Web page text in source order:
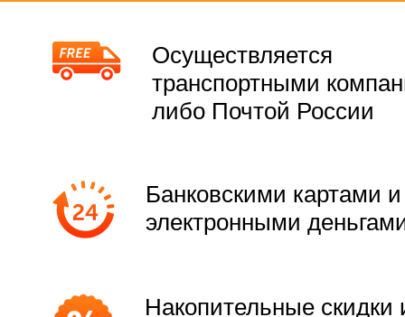
Осуществляется
транспортными
либо Почтой России
Банковскими картами и
электронными
Накопительные скидки